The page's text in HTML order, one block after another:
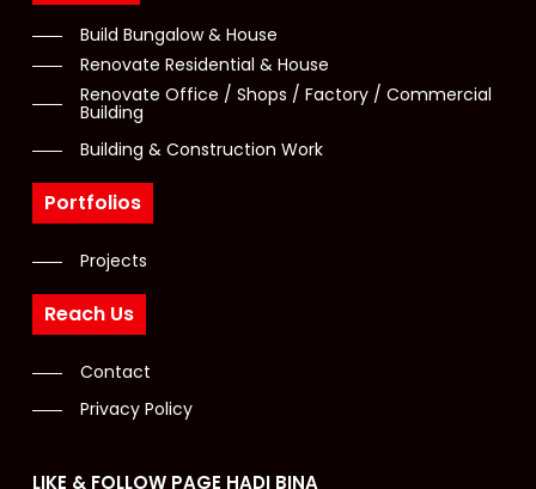
Build Bungalow & House
Renovate Residential & House
Renovate Office / Shops / Factory / Commercial
Building
Building & Construction Work
Portfolios
Projects
Reach Us
Contact
Privacy Policy
LIKE & FOLLOW PAGE HADI BINA